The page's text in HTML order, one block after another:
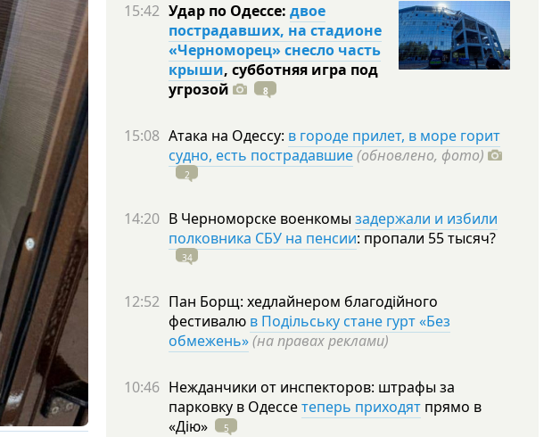
15:42 Удар по Одессе: двое
пострадавших, на стадионе
«Черноморец» снесло часть
крыши, субботняя игра под
угрозой
8
15:08 Атака на Одессу: в городе прилет, в море горит
судно, есть пострадавшие(обновлено, фото)
2
14:20 В Черноморске военкомы задержали и избили
полковника СБУ на пенсии: пропали 55тысяч?
34
12:52 Пан Борщ: хедлайнером благодійного
фестивалю в Подільську стане гурт «Без
обмежень»(на правах реклами)
10:46 Нежданчики от инспекторов: штрафы за
парковку в Одессетеперь приходят прямо в
«Дію»
5